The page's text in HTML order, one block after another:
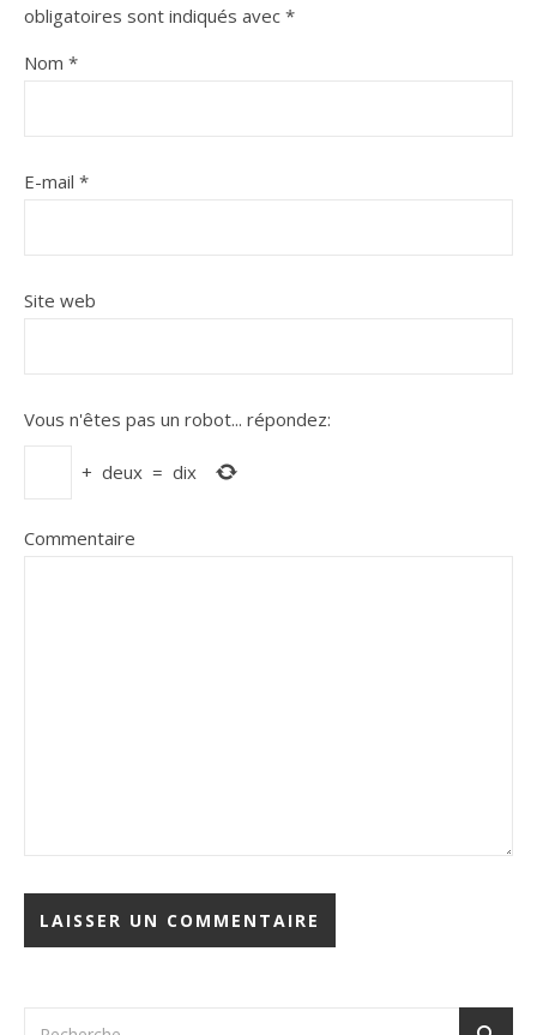
obligatoires sont indiqués avec *
Nom *
E-mail *
Site web
Vous n'êtes pas un robot... répondez:
+ deux = dix
Commentaire